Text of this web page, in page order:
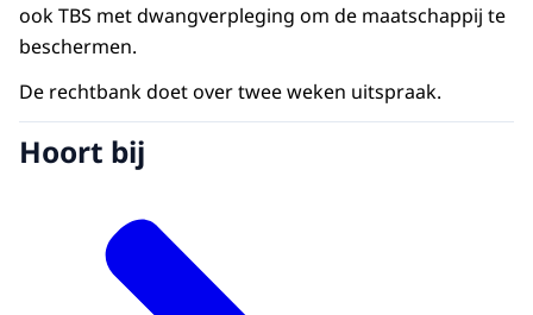
ook TBS met dwangverpleging om de maatschappij te
beschermen.
De rechtbank doet over twee weken uitspraak.
Hoort bij